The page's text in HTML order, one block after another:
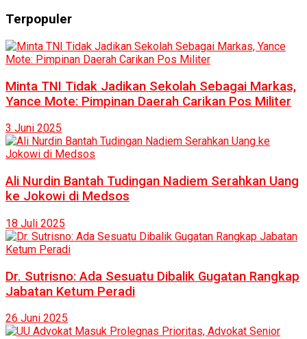
Terpopuler
Minta TNI Tidak Jadikan Sekolah Sebagai Markas,
Yance Mote: Pimpinan Daerah Carikan Pos Militer
3 Juni 2025
Ali Nurdin Bantah Tudingan Nadiem Serahkan Uang
ke Jokowi di Medsos
18 Juli 2025
Dr. Sutrisno: Ada Sesuatu Dibalik Gugatan Rangkap
Jabatan Ketum Peradi
26 Juni 2025